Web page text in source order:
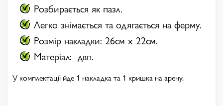
Розбирається як пазл.
Легко знімається та одягається на ферму.
Розмір накладки: 26см х 22см.
Матеріал: двп.
У комплектації йде 1 накладка та 1 кришка на арену.